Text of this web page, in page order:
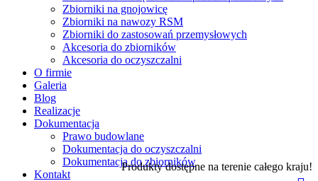
Zbiorniki na gnojowicę
Zbiorniki na nawozy RSM
Zbiorniki do zastosowań przemysłowych
Akcesoria do zbiorników
Akcesoria do oczyszczalni
O firmie
Galeria
Blog
Realizacje
Dokumentacja
Prawo budowlane
Dokumentacja do oczyszczalni
Dokumentacja do zbiorników
Kontakt
Produkty dostępne na terenie całego kraju!